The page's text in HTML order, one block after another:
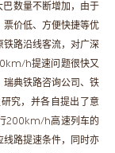
数量不断增加，由于
票价低、方便快捷等优
铁路沿线客流，对广深
h提速问题很快又
瑞典铁路咨询公司、铁
究，并各自提出了意
200km/h高速列车的
线路提速条件，同时亦